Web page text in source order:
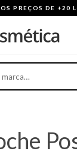
PREÇOS DE +20